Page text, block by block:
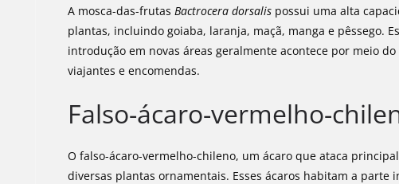
A mosca-das-frutasBactrocera dorsalis possui uma alta
plantas, incluindo goiaba, laranja, maçã, manga e pêssego.
introdução em novas áreas geralmente acontece por meio
viajantes e encomendas.
Falso-ácaro-vermelho-
O falso-ácaro-vermelho-chileno, um ácaro que ataca
diversas plantas ornamentais. Esses ácaros habitam a